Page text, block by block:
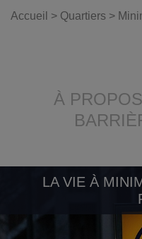
Accueil > Quartiers >
À
LA VIE À